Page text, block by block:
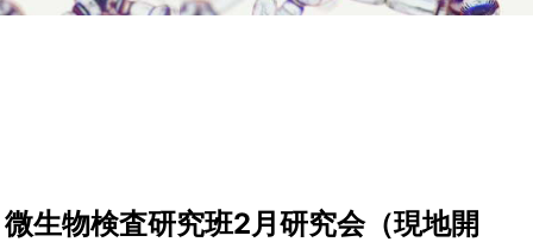
微生物検査研究班2月研究会（現地開